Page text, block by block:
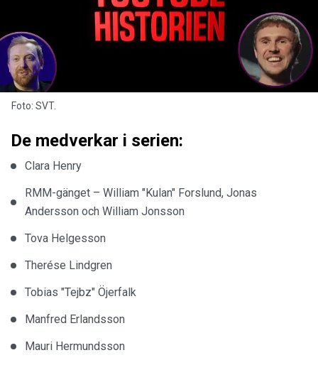
Foto: SVT.
De medverkar i serien:
Clara Henry
RMM-gänget – William "Kulan" Forslund, Jonas
Andersson och William Jonsson
Tova Helgesson
Therése Lindgren
Tobias "Tejbz" Öjerfalk
Manfred Erlandsson
Mauri Hermundsson